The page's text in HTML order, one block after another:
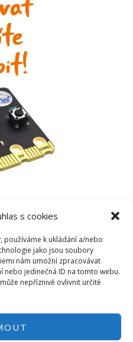
s cookies
používáme k ukládání a/nebo
jako jsou soubory
nám umožní zpracovávat
nebo jedinečná ID na tomto webu.
nepříznivě ovlivnit určité